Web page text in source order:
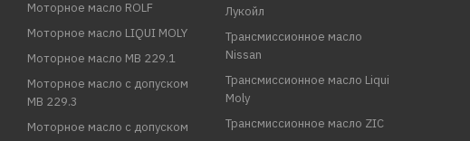
Моторное масло ROLF
Моторное масло LIQUI MOLY
Моторное масло MB 229.1
Моторное масло с допуском
MB 229.3
Моторное масло с допуском
Лукойл
Трансмиссионное масло
Nissan
Трансмиссионное масло Liqui
Moly
Трансмиссионное масло ZIC